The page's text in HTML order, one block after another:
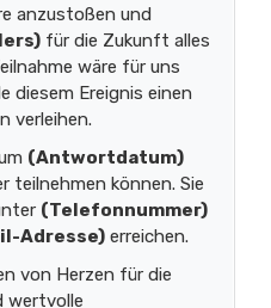
anzustoßen und
für die Zukunft alles
wäre für uns
diesem Ereignis einen
verleihen.
(Antwortdatum)
teilnehmen können. Sie
(Telefonnummer)
Adresse) erreichen.
von Herzen für die
wertvolle